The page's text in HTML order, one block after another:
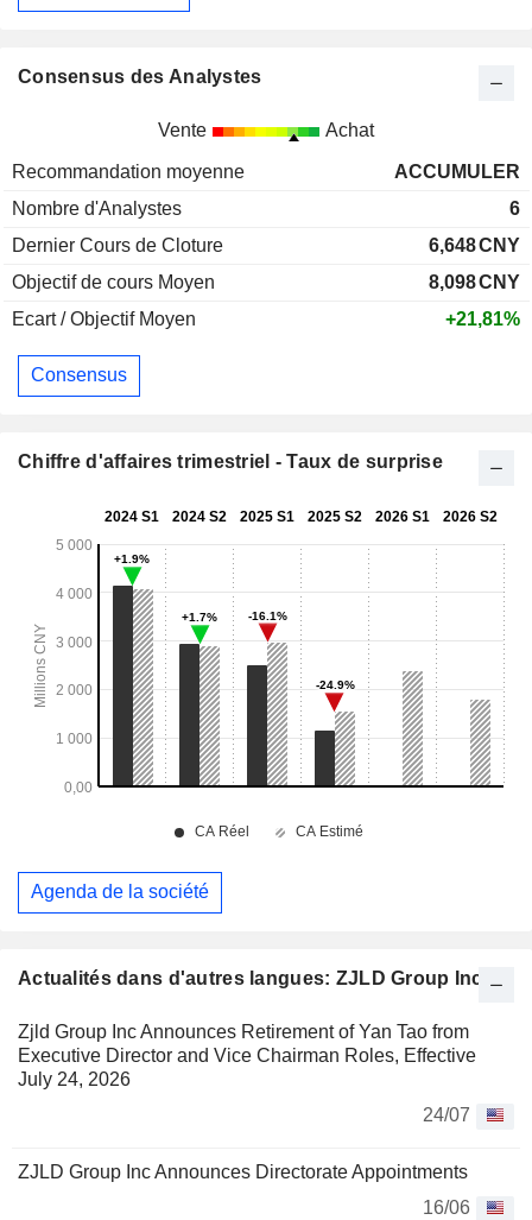
Actualités dans d'autres langues: ZJLD Group Inc
Zjld Group Inc Announces Retirement of Yan Tao from
Executive Director and Vice Chairman Roles, Effective
July 24, 2026
24/07
ZJLD Group Inc Announces Directorate Appointments
16/06
Consensus des Analystes
Vente Achat
Recommandation moyenne
ACCUMULER
Nombre d'Analystes
6
Dernier Cours de Cloture
6,648CNY
Objectif de cours Moyen
8,098CNY
Ecart / Objectif Moyen
+21,81%
Consensus
Chiffre d'affaires trimestriel - Taux de surprise
Agenda de la société